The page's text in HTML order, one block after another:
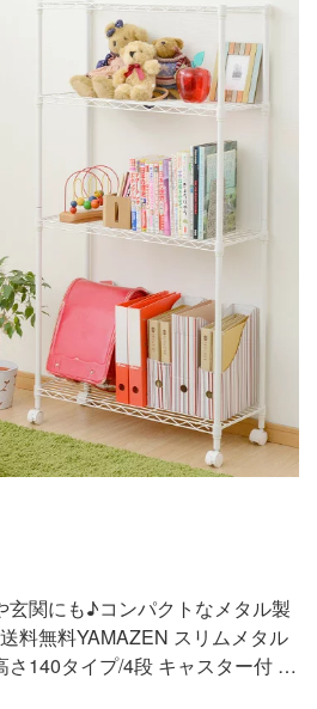
ちょっとした衣類小物やバック・
ます。 ※キャスターあり・なしが
本体は別梱包となる場合がござ
お届けとなる場合がございますの
ますようお願い申し上げます。
ードローブ SEW-913E 型番SE
JAN 4967576411301 サイズ 幅91
) 耐荷重 全体:200kg / ハンガー:2
約) 材質 棚板・ポール・ハンガ
ームメッキ）アジャスター:ナイ
部分:ABS樹脂 セット内容 棚板×3
式）×4 棚板固定部品×13（予備
定金具×2 ハンガーパイプ×1 メー
会社 ※『メタルラック/MetalRa
株)の商標です。 ※組み立てに便
ラからご購入ください。 キャス
スター MR-45C】 ポール径：2
耐荷重/1個：静止時75kg、走行
のうち2個がストッパー機能付)
運賃を頂く場合がございますの
ませ。 ↓↓こちらもオススメです
ト ワードローブスリム幅55(幅
ワードローブスリム幅80(幅80×
文前のよくある質問についてご
関にも♪コンパクトなメタル製
料無料YAMAZEN スリムメタル
さ140タイプ/4段 キャスター付 R